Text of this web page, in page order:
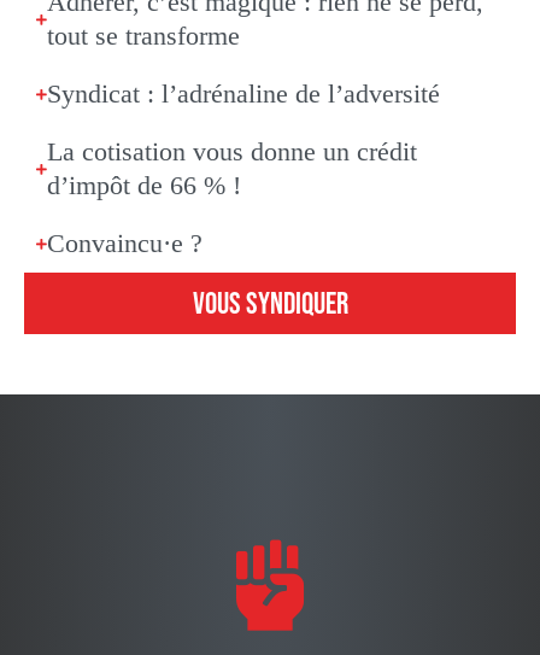
tout se transforme
Syndicat : l’adrénaline de l’adversité
La cotisation vous donne un crédit
d’impôt de 66 % !
Convaincu·e ?
VOUS SYNDIQUER